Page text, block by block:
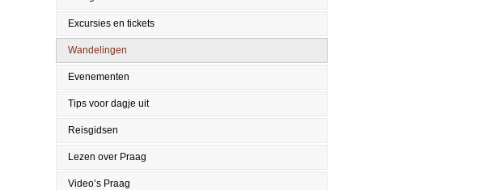
Excursies en tickets
Wandelingen
Evenementen
Tips voor dagje uit
Reisgidsen
Lezen over Praag
Video’s Praag